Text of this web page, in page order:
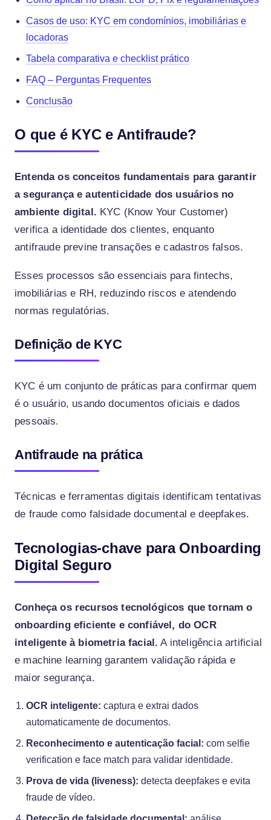
Casos de uso: KYC em condomínios, imobiliárias e
locadoras
Tabela comparativa e checklist prático
FAQ – Perguntas Frequentes
Conclusão
O que é KYC e Antifraude?
Entenda os conceitos fundamentais para garantir
a segurança e autenticidade dos usuários no
ambiente digital. KYC (Know Your Customer)
verifica a identidade dos clientes, enquanto
antifraude previne transações e cadastros falsos.
Esses processos são essenciais para fintechs,
imobiliárias e RH, reduzindo riscos e atendendo
normas regulatórias.
Definição de KYC
KYC é um conjunto de práticas para confirmar quem
é o usuário, usando documentos oficiais e dados
pessoais.
Antifraude na prática
Técnicas e ferramentas digitais identificam tentativas
de fraude como falsidade documental e deepfakes.
Tecnologias-chave para Onboarding
Digital Seguro
Conheça os recursos tecnológicos que tornam o
onboarding eficiente e confiável, do OCR
inteligente à biometria facial. A inteligência artificial
e machine learning garantem validação rápida e
maior segurança.
OCR inteligente: captura e extrai dados
automaticamente de documentos.
Reconhecimento e autenticação facial: com selfie
verification e face match para validar identidade.
Prova de vida (liveness): detecta deepfakes e evita
fraude de vídeo.